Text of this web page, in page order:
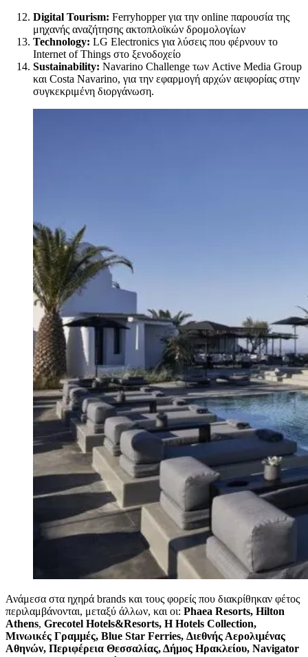
Digital Tourism: Ferryhopper για την online παρουσία της
μηχανής αναζήτησης ακτοπλοϊκών δρομολογίων
Technology: LG Electronics για λύσεις που φέρνουν το
Internet of Things στο ξενοδοχείο
Sustainability: Navarino Challenge των Active Media Group
και Costa Navarino, για την εφαρμογή αρχών αειφορίας στην
συγκεκριμένη διοργάνωση.
Ανάμεσα στα ηχηρά brands και τους φορείς που διακρίθηκαν φέτος
περιλαμβάνονται, μεταξύ άλλων, και οι: Phaea Resorts, Hilton
Athens, Grecotel Hotels&Resorts, H Hotels Collection,
Μινωικές Γραμμές, Blue Star Ferries, Διεθνής Αερολιμένας
Αθηνών, Περιφέρεια Θεσσαλίας, Δήμος Ηρακλείου, Navigator